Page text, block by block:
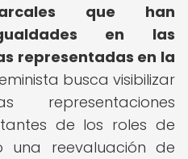
que han
en las
representadas en la
busca visibilizar
de los roles de
una reevaluación de